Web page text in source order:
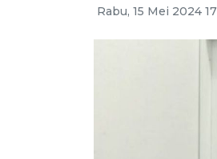
Rabu, 15 Mei 2024